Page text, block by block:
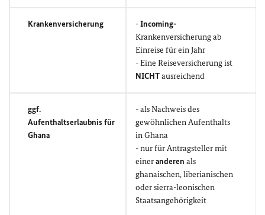
Krankenversicherung -Incoming-
Krankenversicherung ab
Einreise für ein Jahr
- Eine Reiseversicherung ist
NICHTausreichend
ggf.
Aufenthaltserlaubnis für
Ghana
- als Nachweis des
gewöhnlichen Aufenthalts
in Ghana
- nur für Antragsteller mit
eineranderen als
ghanaischen, liberianischen
oder sierra-leonischen
Staatsangehörigkeit